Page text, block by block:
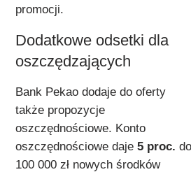
promocji.
Dodatkowe odsetki dla
oszczędzających
Bank Pekao dodaje do oferty
także propozycje
oszczędnościowe. Konto
oszczędnościowe daje 5 proc. do
100 000 zł nowych środków